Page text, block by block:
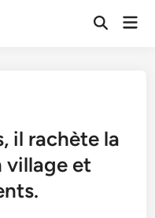
Open
il rachète la
village et